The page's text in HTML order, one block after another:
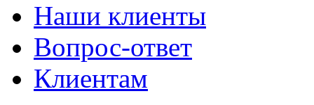
Наши клиенты
Вопрос-ответ
Клиентам